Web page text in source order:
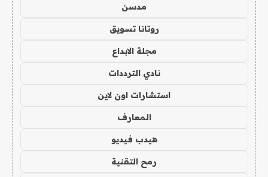
مدسن
روتانا تسويق
مجلة الابداع
نادي الترددات
استشارات اون لاين
المعارف
هيدب فيديو
رمح التقنية